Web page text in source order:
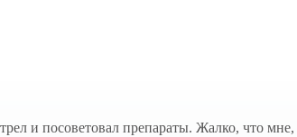
и посоветовал препараты. Жалко, что